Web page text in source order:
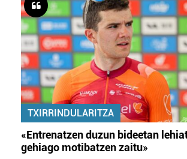
TXIRRINDULARITZA
«Entrenatzen duzun bideetan
gehiago motibatzen zaitu»